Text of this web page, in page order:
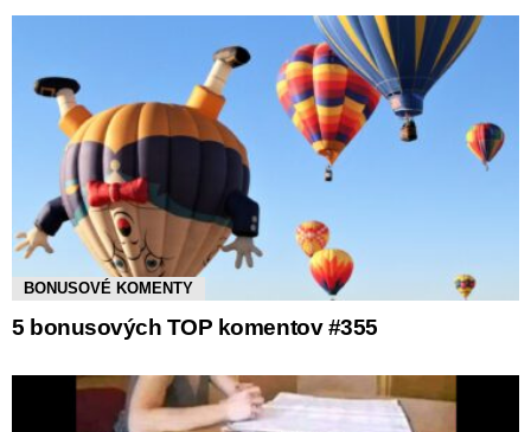
BONUSOVÉ KOMENTY
5 bonusových TOP komentov #355